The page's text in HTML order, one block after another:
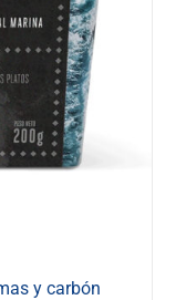
y carbón